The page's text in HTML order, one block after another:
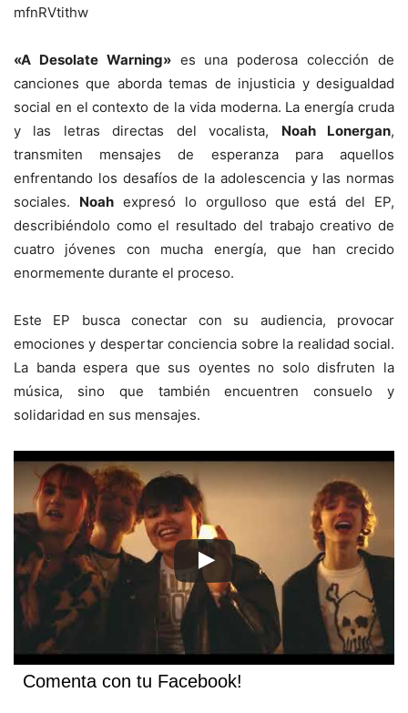
mfnRVtithw
«A Desolate Warning»es una poderosa colección de
canciones que aborda temas de injusticia y desigualdad
social en el contexto de la vida moderna. La energía cruda
y las letras directas del vocalista, Noah Lonergan,
transmiten mensajes de esperanza para aquellos
enfrentando los desafíos de la adolescencia y las normas
sociales. Noahexpresó lo orgulloso que está del EP,
describiéndolo como el resultado del trabajo creativo de
cuatro jóvenes con mucha energía, que han crecido
enormemente durante el proceso.
Este EP busca conectar con su audiencia, provocar
emociones y despertar conciencia sobre la realidad social.
La banda espera que sus oyentes no solo disfruten la
música, sino que también encuentren consuelo y
solidaridad en sus mensajes.
Comenta con tu Facebook!